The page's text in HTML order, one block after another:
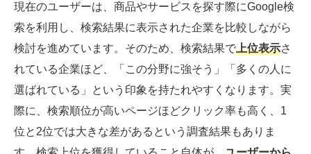
現在のユーザーは、商品やサービスを探す際にGoogle検
索を利用し、検索結果に表示された企業を比較しながら
検討を進めています。そのため、検索結果で上位表示さ
れている企業ほど、「この分野に強そう」「多くの人に
選ばれている」という印象を持たれやすくなります。実
際に、検索順位が高いページほどクリック率も高く、1
位と2位では大きな差があるという調査結果もありま